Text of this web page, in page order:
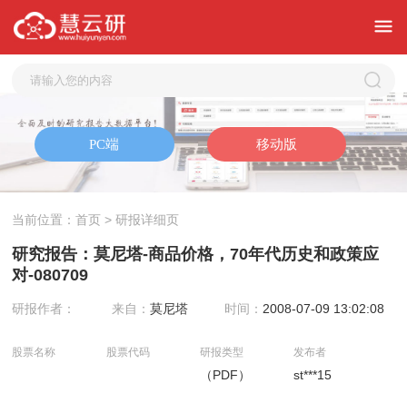
当前位置：首页 > 研报详细页
研究报告：莫尼塔-商品价格，70年代历史和政策应
对-080709
研报作者： 来自：莫尼塔 时间： 2008-07-09 13:02:08
股票名称 股票代码 研报类型
（PDF）
发布者
st***15